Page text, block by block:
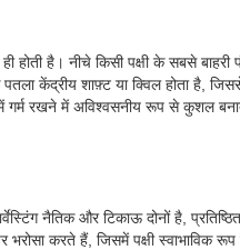
होती है। नीचे किसी पक्षी के सबसे
केंद्रीय शाफ़्ट या क्विल होता है,
गर्म रखने में अविश्वसनीय रूप से कुशल
नैतिक और टिकाऊ दोनों है,
भरोसा करते हैं, जिसमें पक्षी